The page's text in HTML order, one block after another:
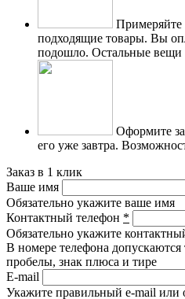
Примеряйте
подходящие товары. Вы
подошло. Остальные вещи
Оформите
его уже завтра.
Заказ в 1 клик
Ваше имя
Обязательно укажите ваше имя
Контактный телефон *
Обязательно укажите
В номере телефона
пробелы, знак плюса и тире
E-mail
Укажите правильный e-mail или